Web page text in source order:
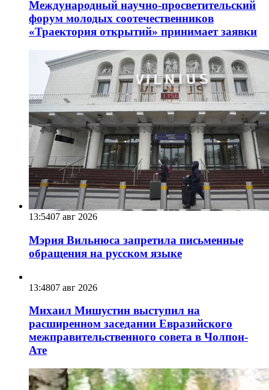
Международный научно-просветительский
форум молодых соотечественников
«Траектория открытий» принимает заявки
13:5407 авг 2026
Мэрия Вильнюса запретила письменные
обращения на русском языке
13:4807 авг 2026
Михаил Мишустин выступил на
расширенном заседании Евразийского
межправительственного совета в Чолпон-
Ате